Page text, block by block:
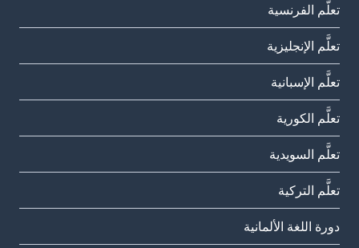
تعلَّم الفرنسية
تعلَّم الإنجليزية
تعلَّم الإسبانية
تعلَّم الكورية
تعلَّم السويدية
تعلَّم التركية
دورة اللغة الألمانية